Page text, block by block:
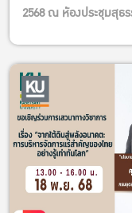
2568 ณ ห้องประชุมสุธ
พลาดไม่ได้!! ร่วมส
กายสุดๆ ผลงานนั้น รับร
กติกาการร่วมสนุก
1.กด like , Love ,
แบบนับเป็น 1 คะแนนเ
2.แชร์โปสเตอร์ที่ชื่นชอ